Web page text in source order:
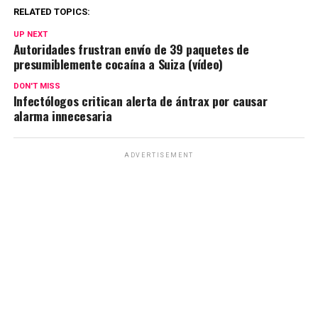
RELATED TOPICS:
UP NEXT
Autoridades frustran envío de 39 paquetes de
presumiblemente cocaína a Suiza (vídeo)
DON'T MISS
Infectólogos critican alerta de ántrax por causar
alarma innecesaria
ADVERTISEMENT